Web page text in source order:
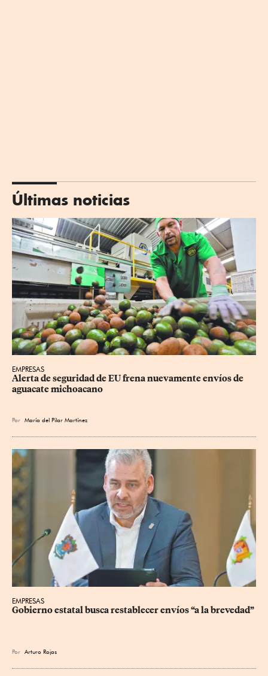
Últimas noticias
EMPRESAS
Alerta de seguridad de EU frena nuevamente envíos de
aguacate michoacano
Por María del Pilar Martínez
EMPRESAS
Gobierno estatal busca restablecer envíos “a la brevedad”
Por Arturo Rojas